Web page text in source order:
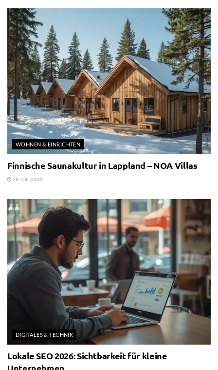
WOHNEN & EINRICHTEN
Finnische Saunakultur in Lappland – NOA Villas
28. JULI 2026
DIGITALES & TECHNIK
Lokale SEO 2026: Sichtbarkeit für kleine